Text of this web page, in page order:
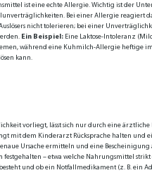
ist ei­ne ech­te Al­ler­gie. Wich­tig ist der
Bei ei­ner Al­ler­gie re­a­giert
nicht to­le­rie­ren; bei ei­ner
Ein Bei­spiel: Ei­ne Lak­to­se-In­to­le­ran­z
wäh­rend ei­ne Kuh­milch-Al­ler­gie hef­ti­ge
kann.
vor­liegt, lässt sich nur durch ei­ne ärzt­li­che
mit dem Kin­der­arzt Rück­spra­che hal­ten und
Ur­sa­che er­mit­teln und ei­ne
– et­wa wel­che Nah­rungs­mit­tel strikt
und ob ein Not­fall­me­di­ka­ment (z. B. ein